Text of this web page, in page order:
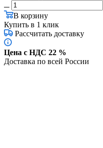
В корзину
Купить в 1 клик
Рассчитать доставку
Цена с НДС 22 %
Доставка по всей России